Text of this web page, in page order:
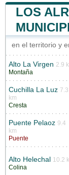
LOS
en el territorio y
Alto La Virgen 2.9
Montaña
Cuchilla La Luz 7.3
km
Cresta
Puente Pelaoz 9.4
km
Puente
Alto Helechal 10.2
Colina